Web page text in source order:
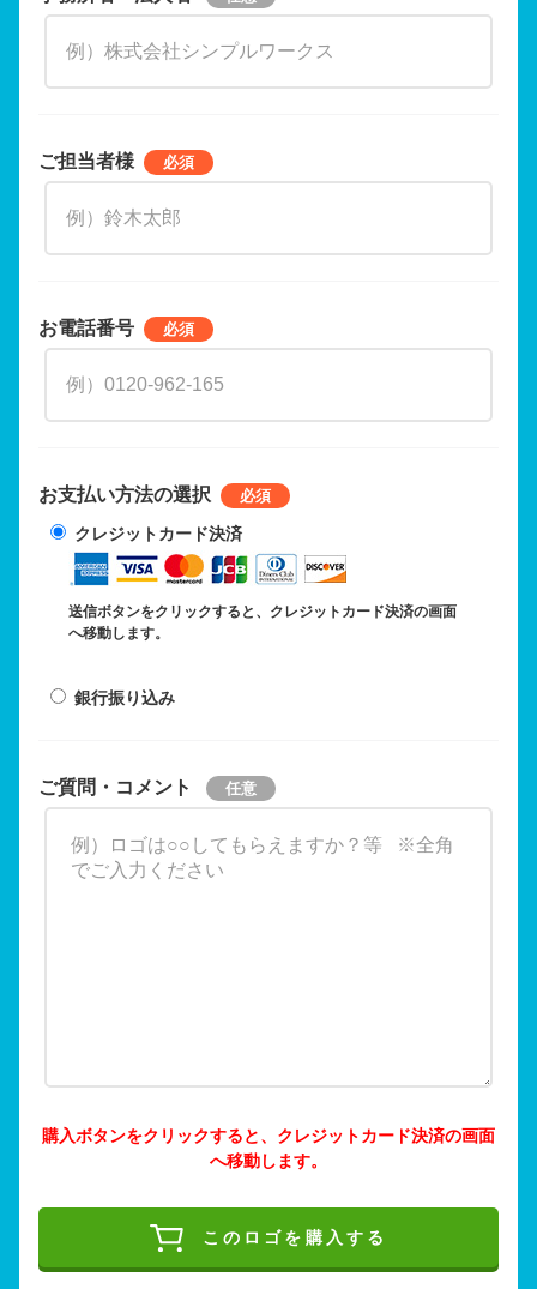
ご担当者様
お電話番号
お支払い方法の選択
クレジットカード決済
送信ボタンをクリックすると、クレジットカード決済の画面
へ移動します。
銀行振り込み
ご質問・コメント
購入ボタンをクリックすると、クレジットカード決済の画面
へ移動します。
このロゴを購入する